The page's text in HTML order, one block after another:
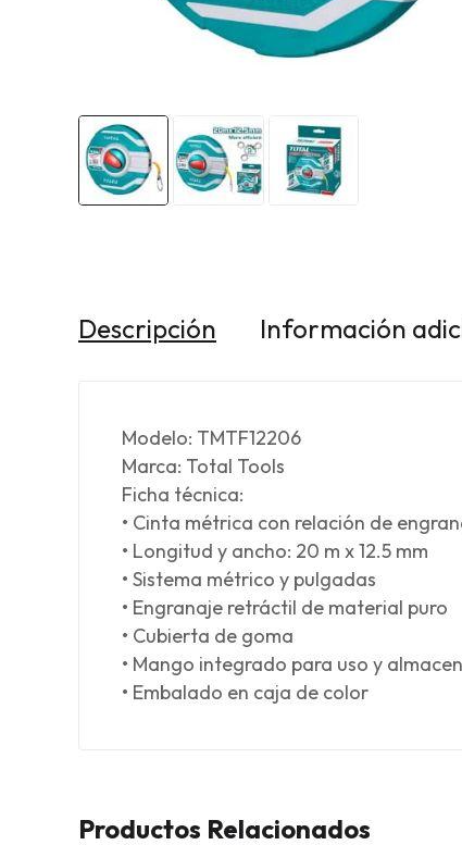
Descripción Información
Modelo: TMTF12206
Marca: Total Tools
Ficha técnica:
• Cinta métrica con relación de
• Longitud y ancho: 20 m x 12.5 mm
• Sistema métrico y pulgadas
• Engranaje retráctil de material puro
• Cubierta de goma
• Mango integrado para uso y
• Embalado en caja de color
Productos Relacionados